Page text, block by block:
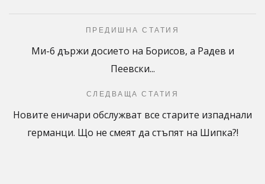
ПРЕДИШНА СТАТИЯ
Ми-6 държи досието на Борисов, а Радев и
Пеевски...
СЛЕДВАЩА СТАТИЯ
Новите еничари обслужват все старите изпаднали
германци. Що не смеят да стъпят на Шипка?!